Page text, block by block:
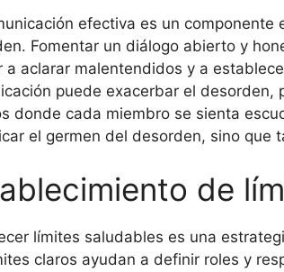
efectiva es un componente
Fomentar un diálogo abierto y
a aclarar malentendidos y a
puede exacerbar el
donde cada miembro se sienta
el germen del desorden, sino que
de
límites saludables es una
claros ayudan a definir roles y